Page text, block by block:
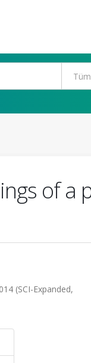
of a
(SCI-Expanded,